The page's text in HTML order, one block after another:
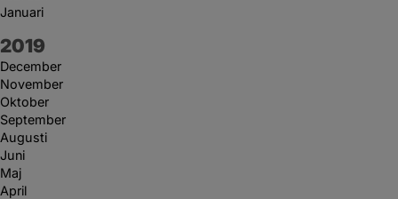
Januari
År:
2019
December
November
Oktober
September
Augusti
Juni
Maj
April